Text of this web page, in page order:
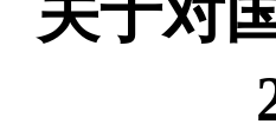
关于对